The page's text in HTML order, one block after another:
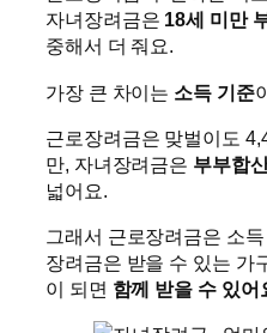
자녀장려금은 18세 미만
중해서 더 줘요.
가장 큰 차이는 소득 기준
근로장려금은 맞벌이도
만, 자녀장려금은 부부합
넓어요.
그래서 근로장려금은 소
장려금은 받을 수 있는 가
이 되면 함께 받을 수 있어